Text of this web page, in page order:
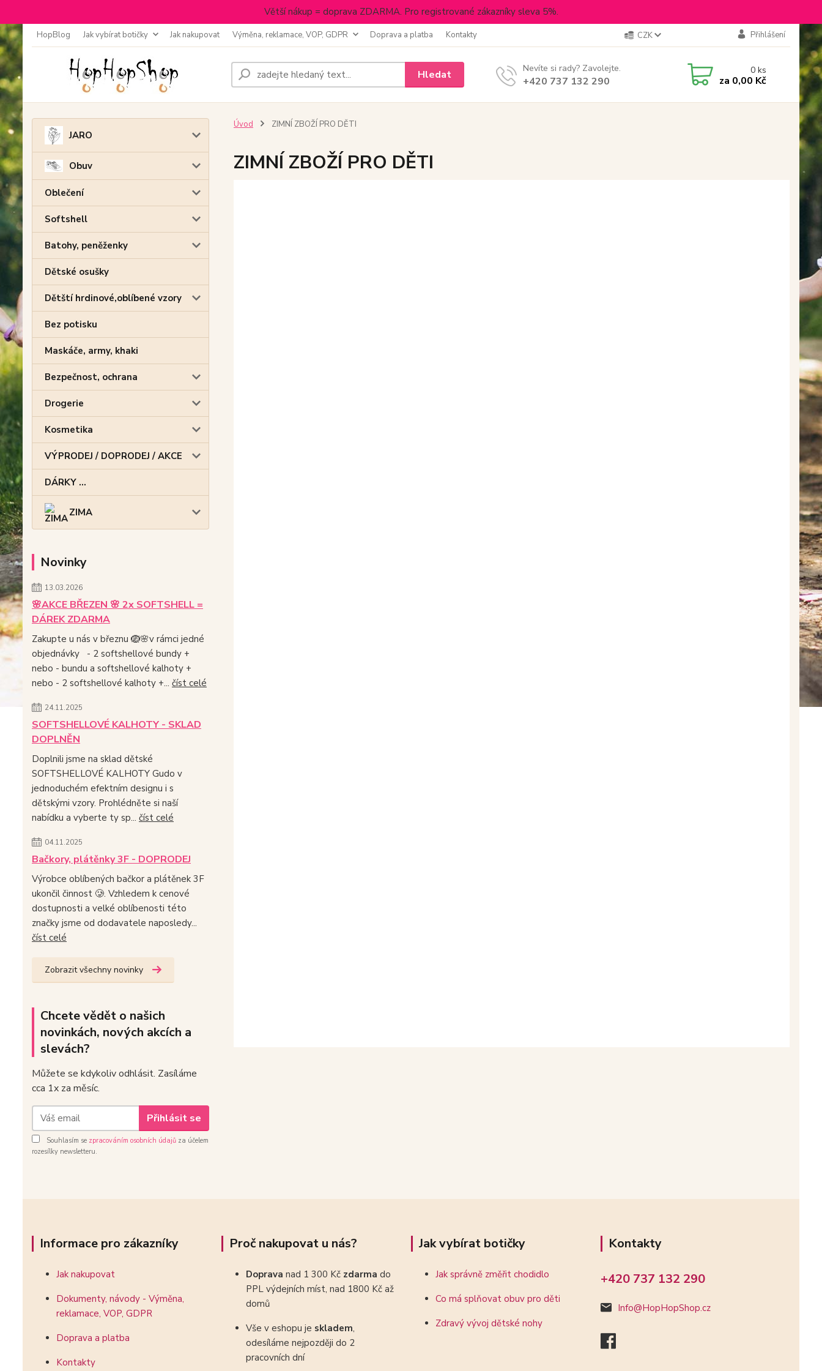
Větší nákup = doprava ZDARMA. Pro registrované zákazníky sleva 5%.
HopBlog Jak vybírat botičky Jak nakupovat Výměna, reklamace, VOP, GDPR Doprava a platba Kontakty CZK Přihlášení
Hledat Nevíte si rady? Zavolejte.
+420 737 132 290
0ks
za 0,00 Kč
JARO
Obuv
Oblečení
Softshell
Batohy, peněženky
Dětské osušky
Dětští hrdinové,oblíbené vzory
Bez potisku
Maskáče, army, khaki
Bezpečnost, ochrana
Drogerie
Kosmetika
VÝPRODEJ / DOPRODEJ / AKCE
DÁRKY ...
ZIMA
Novinky
13.03.2026
🌸AKCE BŘEZEN 🌸 2x SOFTSHELL =
DÁREK ZDARMA
Zakupte u nás v březnu 🪺🌸v rámci jedné
objednávky - 2 softshellové bundy +
nebo - bundu a softshellové kalhoty +
nebo - 2 softshellové kalhoty +... číst celé
24.11.2025
SOFTSHELLOVÉ KALHOTY - SKLAD
DOPLNĚN
Doplnili jsme na sklad dětské
SOFTSHELLOVÉ KALHOTY Gudo v
jednoduchém efektním designu i s
dětskými vzory. Prohlédněte si naší
nabídku a vyberte ty sp... číst celé
04.11.2025
Bačkory, plátěnky 3F - DOPRODEJ
Výrobce oblíbených bačkor a plátěnek 3F
ukončil činnost 🥲. Vzhledem k cenové
dostupnosti a velké oblíbenosti této
značky jsme od dodavatele naposledy...
číst celé
Zobrazit všechny novinky
Chcete vědět o našich
novinkách, nových akcích a
slevách?
Můžete se kdykoliv odhlásit. Zasíláme
cca 1x za měsíc.
Přihlásit se
Souhlasím se zpracováním osobních údajů za účelem
rozesílky newsletteru.
Úvod ZIMNÍ ZBOŽÍ PRO DĚTI
ZIMNÍ ZBOŽÍ PRO DĚTI
Informace pro zákazníky
Jak nakupovat
Dokumenty, návody - Výměna,
reklamace, VOP, GDPR
Doprava a platba
Kontakty
Proč nakupovat u nás?
Doprava nad 1 300 Kč zdarma do
PPL výdejních míst, nad 1800 Kč až
domů
Vše v eshopu je skladem,
odesíláme nejpozději do 2
pracovních dní
Jak vybírat botičky
Jak správně změřit chodidlo
Co má splňovat obuv pro děti
Zdravý vývoj dětské nohy
Kontakty
+420 737 132 290
Info@HopHopShop.cz